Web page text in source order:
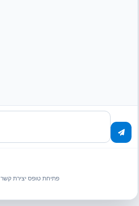
פתיחת טופס יצירת קשר